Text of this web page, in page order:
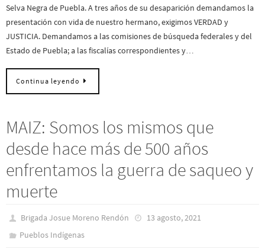
Selva Negra de Puebla. A tres años de su desaparición demandamos la
presentación con vida de nuestro hermano, exigimos VERDAD y
JUSTICIA. Demandamos a las comisiones de búsqueda federales y del
Estado de Puebla; a las fiscalías correspondientes y…
Continua leyendo
MAIZ: Somos los mismos que
desde hace más de 500 años
enfrentamos la guerra de saqueo y
muerte
Brigada Josue Moreno Rendón
13 agosto, 2021
Pueblos Indí­genas